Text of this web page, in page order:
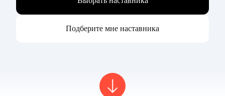
Подберите мне наставника